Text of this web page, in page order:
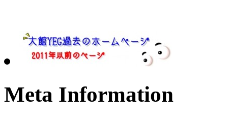
Meta Information